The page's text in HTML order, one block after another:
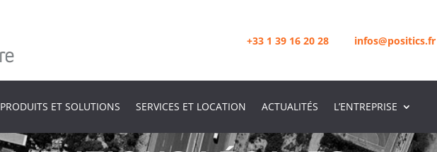
+33 1 39 16 20 28 infos@positics.fr
infos@positics.fr
PRODUITS ET SOLUTIONS SERVICES ET LOCATION ACTUALITÉS L’ENTREPRISE